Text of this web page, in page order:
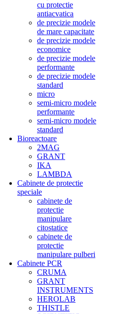
cu protectie
antiacvatica
de precizie modele
de mare capacitate
de precizie modele
economice
de precizie modele
performante
de precizie modele
standard
micro
semi-micro modele
performante
semi-micro modele
standard
Bioreactoare
2MAG
GRANT
IKA
LAMBDA
Cabinete de protectie
speciale
cabinete de
protectie
manipulare
citostatice
cabinete de
protectie
manipulare pulberi
Cabinete PCR
CRUMA
GRANT
INSTRUMENTS
HEROLAB
THISTLE